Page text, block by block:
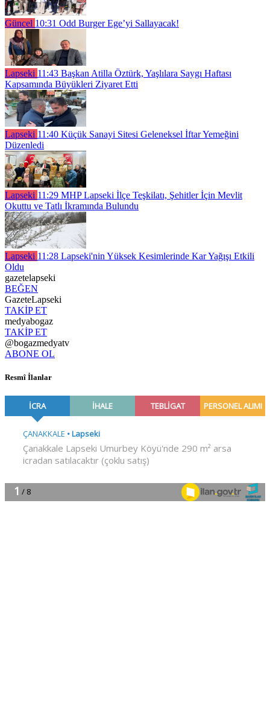
Güncel 10:31 Odd Burger Ege’yi Sallayacak!
Lapseki 11:43 Başkan Atilla Öztürk, Yaşlılara Saygı Haftası
Kapsamında Büyükleri Ziyaret Etti
Lapseki 11:40 Küçük Sanayi Sitesi Geleneksel İftar Yemeğini
Düzenledi
Lapseki 11:29 MHP Lapseki İlçe Teşkilatı, Şehitler İçin Mevlit
Okuttu ve Tatlı İkramında Bulundu
Lapseki 11:28 Lapseki'nin Yüksek Kesimlerinde Kar Yağışı Etkili
Oldu
gazetelapseki
BEĞEN
GazeteLapseki
TAKİP ET
medyabogaz
TAKİP ET
@bogazmedyatv
ABONE OL
Resmî İlanlar